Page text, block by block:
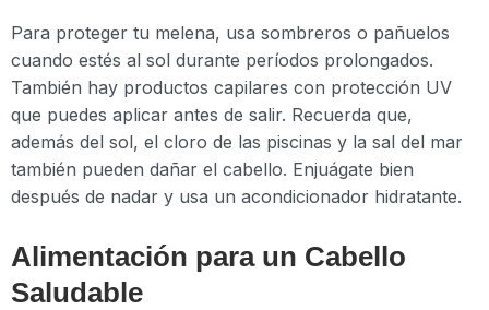
Para proteger tu melena, usa sombreros o pañuelos
cuando estés al sol durante períodos prolongados.
También hay productos capilares con protección UV
que puedes aplicar antes de salir. Recuerda que,
además del sol, el cloro de las piscinas y la sal del mar
también pueden dañar el cabello. Enjuágate bien
después de nadar y usa un acondicionador hidratante.
Alimentación para un Cabello
Saludable